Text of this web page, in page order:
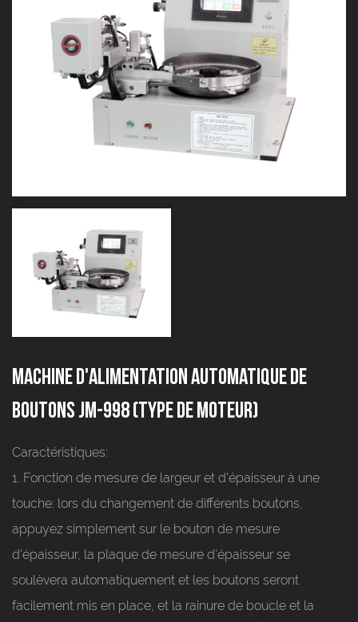
Machine d'alimentation automatique de
boutons JM-998 (type de moteur)
Caractéristiques:
1. Fonction de mesure de largeur et d'épaisseur à une
touche: lors du changement de différents boutons,
appuyez simplement sur le bouton de mesure
d'épaisseur, la plaque de mesure d'épaisseur se
soulèvera automatiquement et les boutons seront
facilement mis en place, et la rainure de boucle et la